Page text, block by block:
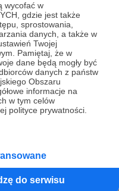
wycofać w
gdzie jest także
sprostowania,
danych, a także w
Twojej
Pamiętaj, że w
dane będą mogły być
danych z państw
Obszaru
informacje na
w tym celów
polityce prywatności.
do serwisu
Patronów!
Marcin Ogdowski
już